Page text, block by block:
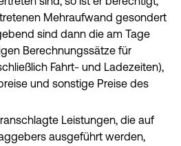
Mehraufwand gesondert
sind dann die am Tage
Berechnungssätze für
Fahrt- und Ladezeiten),
und sonstige Preise des
Leistungen, die auf
ausgeführt werden,